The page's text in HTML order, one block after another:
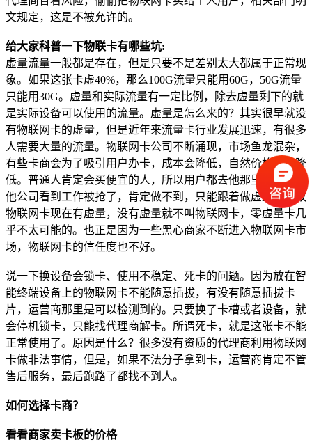
文规定，这是不被允许的。
给大家科普一下物联卡有哪些坑:
虚量流量一般都是存在，但是只要不是差别太大都属于正常现
象。如果这张卡虚40%，那么100G流量只能用60G，50G流量
只能用30G。虚量和实际流量有一定比例，除去虚量剩下的就
是实际设备可以使用的流量。虚量是怎么来的？其实很早就没
有物联网卡的虚量，但是近年来流量卡行业发展迅速，有很多
人需要大量的流量。物联网卡公司不断涌现，市场鱼龙混杂，
有些卡商会为了吸引用户办卡，成本会降低，自然价格也会降
低。普通人肯定会买便宜的人，所以用户都去他那里办卡。其
他公司看到工作被抢了，肯定做不到，只能跟着做虚量，导致
物联网卡现在有虚量，没有虚量就不叫物联网卡，零虚量卡几
乎不太可能的。也正是因为一些黑心商家不断进入物联网卡市
场，物联网卡的信任度也不好。
说一下换设备会锁卡、使用不稳定、死卡的问题。因为放在智
能终端设备上的物联网卡不能随意插拔，有没有随意插拔卡
片，运营商那里是可以检测到的。只要换了卡槽或者设备，就
会停机锁卡，只能找代理商解卡。所谓死卡，就是这张卡不能
正常使用了。原因是什么？很多没有资质的代理商利用物联网
卡做非法事情，但是，如果不法分子拿到卡，运营商肯定不管
售后服务，最后跑路了都找不到人。
如何选择卡商？
看看商家卖卡板的价格